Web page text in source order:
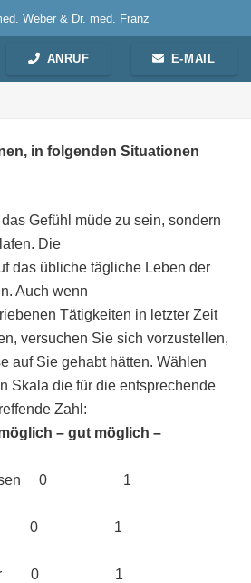
Weber & Dr. med. Franz
ANRUF E-MAIL
in folgenden Situationen
Gefühl müde zu sein, sondern
Die
das übliche tägliche Leben der
Auch wenn
Tätigkeiten in letzter Zeit
versuchen Sie sich vorzustellen,
auf Sie gehabt hätten. Wählen
Skala die für die entsprechende
Zahl:
– gut möglich –
oder Lesen 0 1
0 1
Theater 0 1